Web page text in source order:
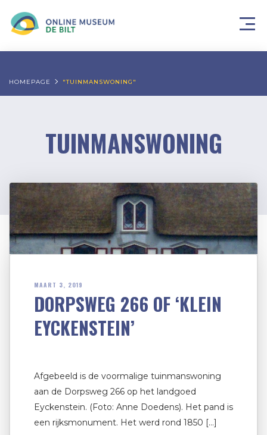
HOMEPAGE "TUINMANSWONING"
TUINMANSWONING
MAART 3, 2019
DORPSWEG 266 OF ‘KLEIN
EYCKENSTEIN’
Afgebeeld is de voormalige tuinmanswoning
aan de Dorpsweg 266 op het landgoed
Eyckenstein. (Foto: Anne Doedens). Het pand is
een rijksmonument. Het werd rond 1850 […]